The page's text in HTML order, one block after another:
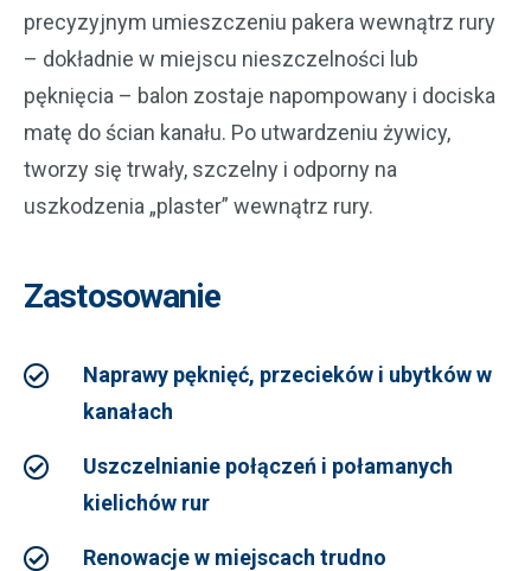
precyzyjnym umieszczeniu pakera wewnątrz rury
– dokładnie w miejscu nieszczelności lub
pęknięcia – balon zostaje napompowany i dociska
matę do ścian kanału. Po utwardzeniu żywicy,
tworzy się trwały, szczelny i odporny na
uszkodzenia „plaster” wewnątrz rury.
Zastosowanie
Naprawy pęknięć, przecieków i ubytków w
kanałach
Uszczelnianie połączeń i połamanych
kielichów rur
Renowacje w miejscach trudno